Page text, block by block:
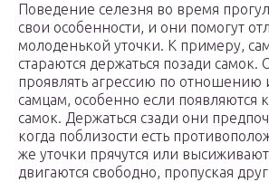
Поведение селезня во время
свои особенности, и они помогут
молоденькой уточки. К примеру,
стараются держаться позади самок.
проявлять агрессию по отношению
самцам, особенно если появляются
самок. Держаться сзади они
когда поблизости есть
же уточки прячутся или
двигаются свободно, пропуская